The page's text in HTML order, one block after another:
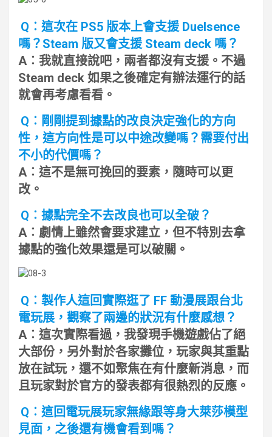
Q︰這次在 PS5 版本上會支援 Duelsence
嗎？Steam 版又會支援 Steam deck 嗎？
A︰我就直接說吧，兩者都沒有支援。不過
Steam deck 如果之後確定有辦法運行的話
就會再考慮看看。
Q︰剛剛提到據點的改良決定強化的方向
性，這方向性是可以中途改變嗎？需要付出
不小的代價嗎？
A︰這不是無可挽回的要素，隨時可以更
改。
Q︰據點完全不去改良也可以全破？
A︰劇情上雖然會要求建立，但不特別去拿
據點的強化效果還是可以破關。
Q︰製作人這回實際逛了 FF 動漫展跟台北
電玩展，觀察了兩邊的狀況有什麼感想？
A︰這次實際看過，我發現手機遊戲佔了絕
大部份，另外對於各家攤位，玩家與其重點
放在試玩，還不如聚焦在有什麼新消息，而
且玩家對於官方的發表都有很熱烈的反應。
Q︰這回電玩展玩家無緣跟等身大萊莎模型
見面，之後還有機會看到嗎？